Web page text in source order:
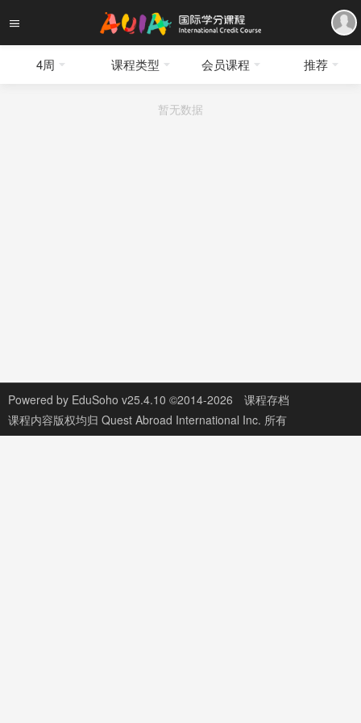
4周 课程类型 会员课程 推荐
暂无数据
Powered by EduSoho v25.4.10 ©2014-2026
课程存档
课程内容版权均归 Quest Abroad International Inc. 所有